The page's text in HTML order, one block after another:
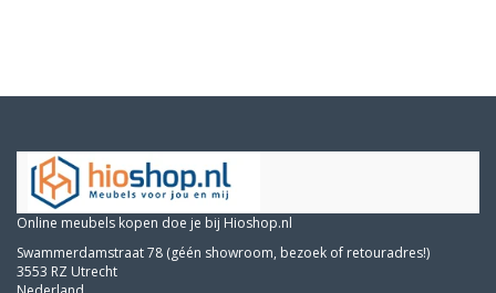
Online meubels kopen doe je bij Hioshop.nl
Swammerdamstraat 78 (géén showroom, bezoek of retouradres!)
3553 RZ Utrecht